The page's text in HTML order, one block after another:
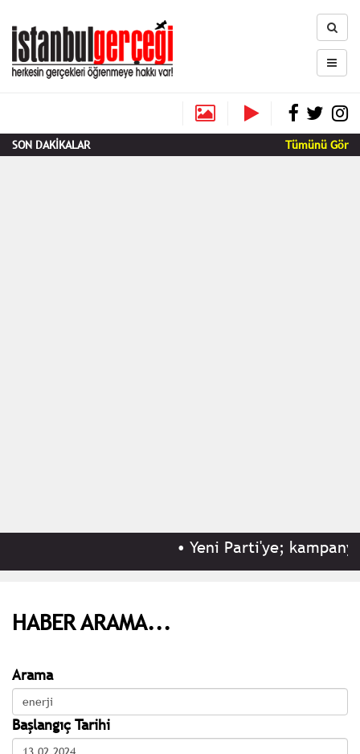
SON DAKİKALAR Tümünü Gör
•Yeni Parti'ye;
HABER ARAMA...
Arama
Başlangıç Tarihi